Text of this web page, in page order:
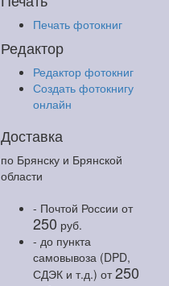
Печать фотокниг
Редактор
Редактор фотокниг
Создать фотокнигу
онлайн
Доставка
по Брянску и Брянской
области
- Почтой России от
250 руб.
- до пункта
самовывоза (DPD,
СДЭК и т.д.) от250